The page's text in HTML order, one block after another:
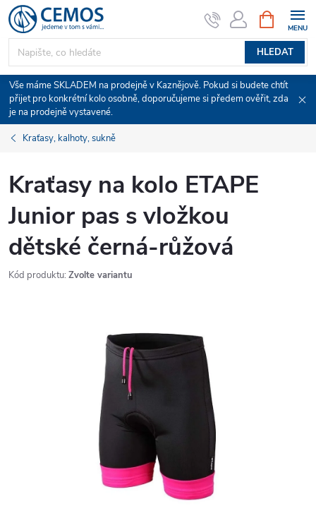
Přejít
na
obsah
HLEDAT
NÁKUPNÍ
KOŠÍK
Vše máme SKLADEM na prodejně v Kaznějově. Pokud si budete chtít
přijet pro konkrétní kolo osobně, doporučujeme si předem ověřit, zda
je na prodejně vystavené.
Kraťasy, kalhoty, sukně
Kraťasy na kolo ETAPE
Junior pas s vložkou
dětské černá-růžová
Kód produktu: Zvolte variantu